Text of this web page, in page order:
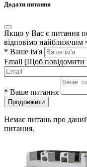
Додати питання
Якщо у Вас є питання
відповімо найближчим
* Ваше ім'я
Email (Щоб повідомити
* Ваше питання
Продовжити
Немає питань про
питання.